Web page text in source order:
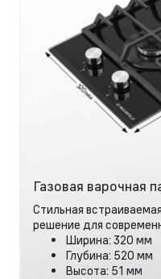
Газовая варочная
Стильная
решение для
Ширина: 320 мм
Глубина: 520 мм
Высота: 51 мм